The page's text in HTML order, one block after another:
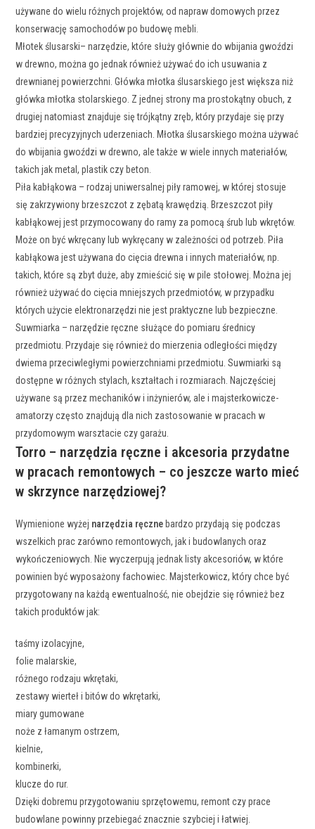
używane do wielu różnych projektów, od napraw domowych przez
konserwację samochodów po budowę mebli.
Młotek ślusarski– narzędzie, które służy głównie do wbijania gwoździ
w drewno, można go jednak również używać do ich usuwania z
drewnianej powierzchni. Główka młotka ślusarskiego jest większa niż
główka młotka stolarskiego. Z jednej strony ma prostokątny obuch, z
drugiej natomiast znajduje się trójkątny zręb, który przydaje się przy
bardziej precyzyjnych uderzeniach. Młotka ślusarskiego można używać
do wbijania gwoździ w drewno, ale także w wiele innych materiałów,
takich jak metal, plastik czy beton.
Piła kabłąkowa – rodzaj uniwersalnej piły ramowej, w której stosuje
się zakrzywiony brzeszczot z zębatą krawędzią. Brzeszczot piły
kabłąkowej jest przymocowany do ramy za pomocą śrub lub wkrętów.
Może on być wkręcany lub wykręcany w zależności od potrzeb. Piła
kabłąkowa jest używana do cięcia drewna i innych materiałów, np.
takich, które są zbyt duże, aby zmieścić się w pile stołowej. Można jej
również używać do cięcia mniejszych przedmiotów, w przypadku
których użycie elektronarzędzi nie jest praktyczne lub bezpieczne.
Suwmiarka – narzędzie ręczne służące do pomiaru średnicy
przedmiotu. Przydaje się również do mierzenia odległości między
dwiema przeciwległymi powierzchniami przedmiotu. Suwmiarki są
dostępne w różnych stylach, kształtach i rozmiarach. Najczęściej
używane są przez mechaników i inżynierów, ale i majsterkowicze-
amatorzy często znajdują dla nich zastosowanie w pracach w
przydomowym warsztacie czy garażu.
Torro – narzędzia ręczne i akcesoria przydatne
w pracach remontowych – co jeszcze warto mieć
w skrzynce narzędziowej?
Wymienione wyżej narzędzia ręcznebardzo przydają się podczas
wszelkich prac zarówno remontowych, jak i budowlanych oraz
wykończeniowych. Nie wyczerpują jednak listy akcesoriów, w które
powinien być wyposażony fachowiec. Majsterkowicz, który chce być
przygotowany na każdą ewentualność, nie obejdzie się również bez
takich produktów jak:
taśmy izolacyjne,
folie malarskie,
różnego rodzaju wkrętaki,
zestawy wierteł i bitów do wkrętarki,
miary gumowane
noże z łamanym ostrzem,
kielnie,
kombinerki,
klucze do rur.
Dzięki dobremu przygotowaniu sprzętowemu, remont czy prace
budowlane powinny przebiegać znacznie szybciej i łatwiej.